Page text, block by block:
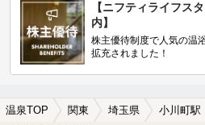
【ニフティライフス
内】
株主優待制度で人気の温
拡充されました！
温泉TOP 関東 埼玉県 小川町駅